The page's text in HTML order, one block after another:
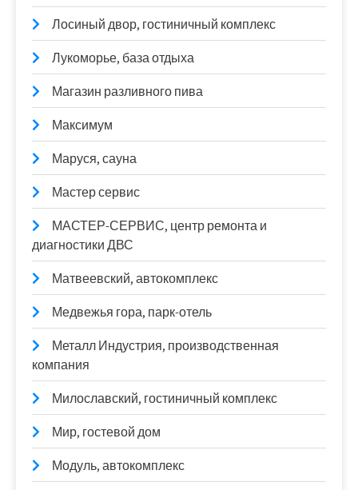
Лосиный двор, гостиничный комплекс
Лукоморье, база отдыха
Магазин разливного пива
Максимум
Маруся, сауна
Мастер сервис
МАСТЕР-СЕРВИС, центр ремонта и
диагностики ДВС
Матвеевский, автокомплекс
Медвежья гора, парк-отель
Металл Индустрия, производственная
компания
Милославский, гостиничный комплекс
Мир, гостевой дом
Модуль, автокомплекс